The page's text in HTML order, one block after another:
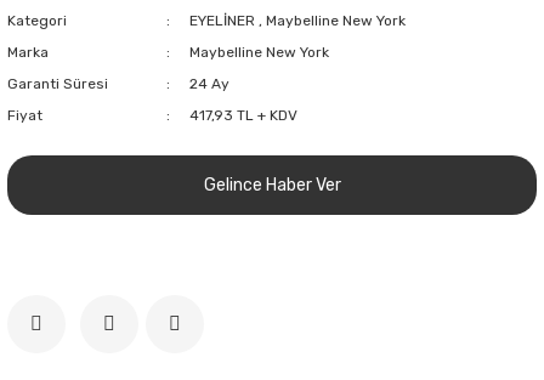
Kategori EYELİNER , Maybelline New York
Marka
Maybelline New York
Garanti Süresi
24 Ay
Fiyat
417,93 TL + KDV
Gelince Haber Ver